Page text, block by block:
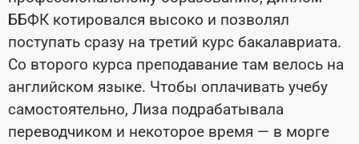
ББФК котировался высоко и позволял
поступать сразу на третий курс бакалавриата.
Со второго курса преподавание там велось на
английском языке. Чтобы оплачивать учебу
самостоятельно, Лиза подрабатывала
переводчиком и некоторое время — в морге